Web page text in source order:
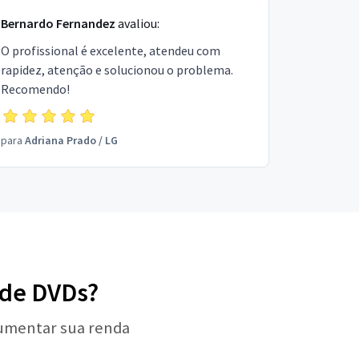
Bernardo Fernandez avaliou:
O profissional é excelente, atendeu com
rapidez, atenção e solucionou o problema.
Recomendo!
para Adriana Prado/ LG
DVDs?
sua renda